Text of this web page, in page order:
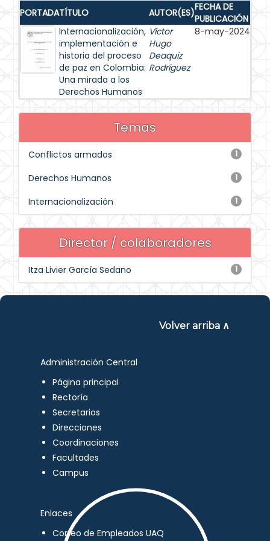
PORTADATÍTULO AUTOR(ES)FECHA DE
PUBLICACIÓN
Internacionalización,
implementación e
historia del proceso
de paz en Colombia:
Una mirada a los
Derechos Humanos
Víctor
Hugo
Deaquiz
Rodríguez
8-may-2024
Temas
1
Conflictos armados
1
Derechos Humanos
1
Internacionalización
Director / colaboradores
1
Itza Livier García Sedano
Volver arriba ∧
Administración Central
Página principal
Rectoría
Secretarios
Direcciones
Coordinaciones
Facultades
Campus
Enlaces
Correo de Empleados UAQ